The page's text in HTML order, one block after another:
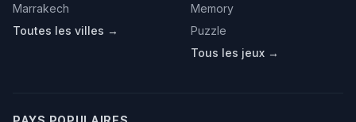
Marrakech
Toutes les villes →
Memory
Puzzle
Tous les jeux →